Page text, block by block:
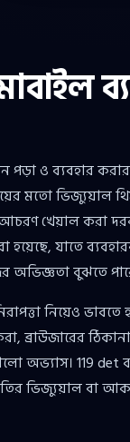
পড়া ও ব্যবহার
মতো ভিজ্যুয়াল
আচরণ খেয়াল করা
যাতে
অভিজ্ঞতা বুঝতে
নিয়েও
ব্রাউজারের
অভ্যাস। 119 det
ভিজ্যুয়াল বা